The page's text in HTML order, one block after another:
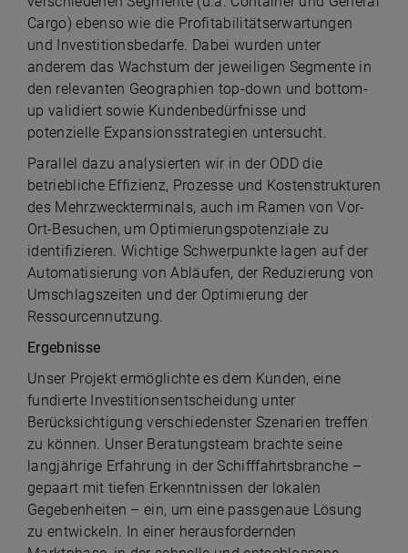
Cargo) ebenso wie die Profitabilitätserwartungen
und Investitionsbedarfe. Dabei wurden unter
anderem das Wachstum der jeweiligen Segmente in
den relevanten Geographien top-down und bottom-
up validiert sowie Kundenbedürfnisse und
potenzielle Expansionsstrategien untersucht.
Parallel dazu analysierten wir in der ODD die
betriebliche Effizienz, Prozesse und Kostenstrukturen
des Mehrzweckterminals, auch im Ramen von Vor-
Ort-Besuchen, um Optimierungspotenziale zu
identifizieren. Wichtige Schwerpunkte lagen auf der
Automatisierung von Abläufen, der Reduzierung von
Umschlagszeiten und der Optimierung der
Ressourcennutzung.
Ergebnisse
Unser Projekt ermöglichte es dem Kunden, eine
fundierte Investitionsentscheidung unter
Berücksichtigung verschiedenster Szenarien treffen
zu können. Unser Beratungsteam brachte seine
langjährige Erfahrung in der Schifffahrtsbranche –
gepaart mit tiefen Erkenntnissen der lokalen
Gegebenheiten – ein, um eine passgenaue Lösung
zu entwickeln. In einer herausfordernden